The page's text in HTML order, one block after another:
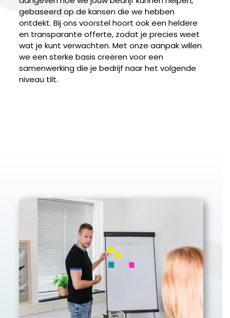
gebaseerd op de kansen die we hebben
ontdekt. Bij ons voorstel hoort ook een heldere
en transparante offerte, zodat je precies weet
wat je kunt verwachten. Met onze aanpak willen
we een sterke basis creëren voor een
samenwerking die je bedrijf naar het volgende
niveau tilt.